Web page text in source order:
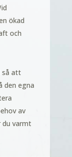
ökad
och
så att
den egna
av
du varmt